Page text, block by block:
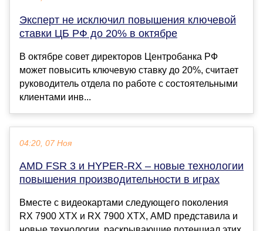
Эксперт не исключил повышения ключевой
ставки ЦБ РФ до 20% в октябре
В октябре совет директоров Центробанка РФ
может повысить ключевую ставку до 20%, считает
руководитель отдела по работе с состоятельными
клиентами инв...
04:20, 07 Ноя
AMD FSR 3 и HYPER-RX – новые технологии
повышения производительности в играх
Вместе с видеокартами следующего поколения
RX 7900 XTX и RX 7900 XTX, AMD представила и